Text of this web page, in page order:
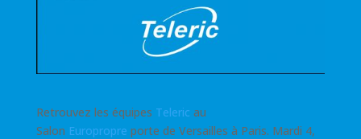
Retrouvez les équipes Teleric au
Salon Europropre porte de Versailles à Paris. Mardi 4,